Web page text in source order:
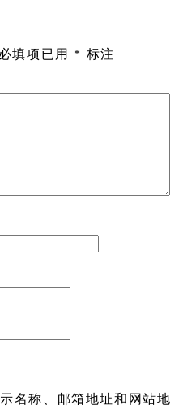
必填项已用 * 标注
名称、邮箱地址和网站地